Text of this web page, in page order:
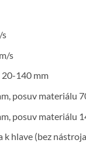
s
s
20-140 mm
posuv materiálu
posuv materiálu
hlave (bez